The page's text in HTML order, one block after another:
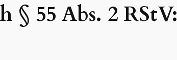
55 Abs. 2 RStV: